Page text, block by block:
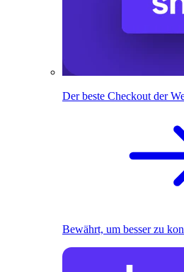
Der beste Checkout der
Bewährt, um besser zu